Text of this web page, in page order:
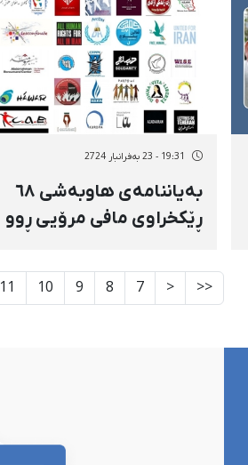
19:31 - 23 بەفرانبار 2724
بەیاننامەی هاوبەشی ٦٨
ڕێکخراوی مافی مرۆیی ڕوو
جیهانییەکان بۆ
هەڵوەشانەوەی سزای<<
<
7
8
9
10
11